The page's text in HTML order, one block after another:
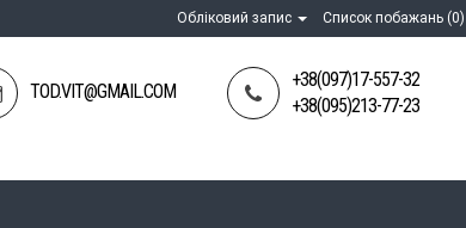
Обліковий запис Список побажань (0)
TOD.VIT@GMAIL.COM
+38(097)17-557-32
+38(095)213-77-23